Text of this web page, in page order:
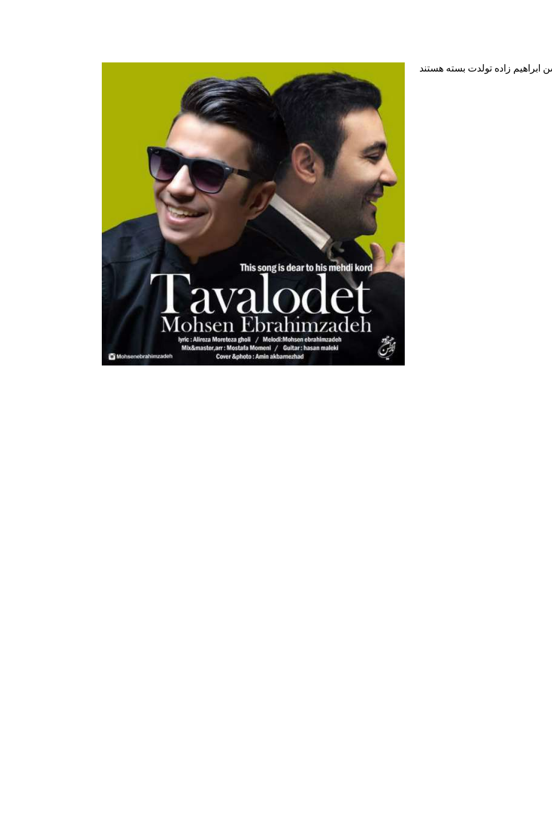
ابراهیم زاده تولدت بسته هستند